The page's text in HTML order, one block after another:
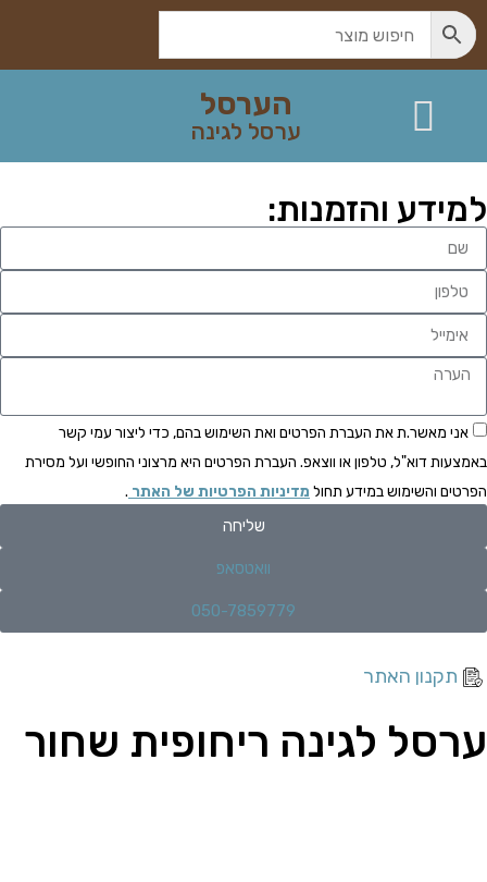
הערסל
ערסל לגינה
למידע והזמנות:
אני מאשר.ת את העברת הפרטים ואת השימוש בהם, כדי ליצור עמי קשר
באמצעות דוא"ל, טלפון או ווצאפ. העברת הפרטים היא מרצוני החופשי ועל מסירת
הפרטים והשימוש במידע תחול מדיניות הפרטיות של האתר .
שליחה
וואטסאפ
050-7859779
תקנון האתר
ערסל לגינה ריחופית שחור